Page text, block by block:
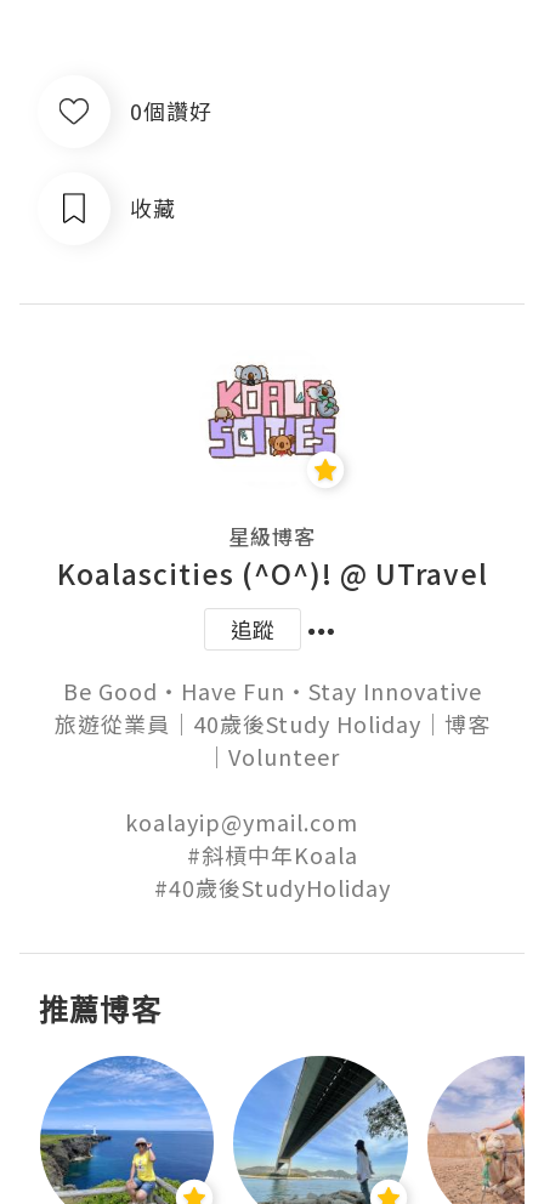
0個讚好
收藏
星級博客
Koalascities (^O^)! @ UTravel
追蹤
Be Good‧Have Fun‧Stay Innovative
旅遊從業員│40歲後Study Holiday│博客
│Volunteer
koalayip@ymail.com
#斜槓中年Koala
推薦博客